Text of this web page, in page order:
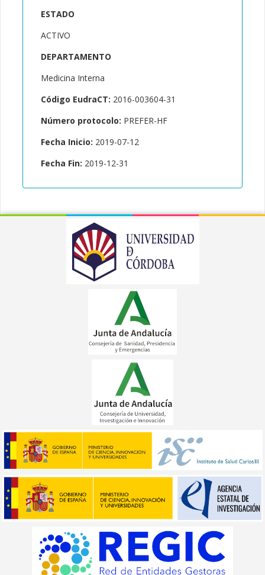
ESTADO
ACTIVO
DEPARTAMENTO
Medicina Interna
Código EudraCT: 2016-003604-31
Número protocolo: PREFER-HF
Fecha Inicio: 2019-07-12
Fecha Fin: 2019-12-31